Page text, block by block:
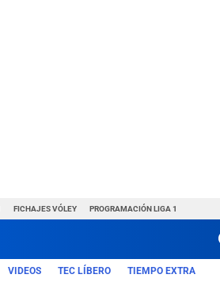
FICHAJES VÓLEY PROGRAMACIÓN LIGA 1
VIDEOS TEC LÍBERO TIEMPO EXTRA